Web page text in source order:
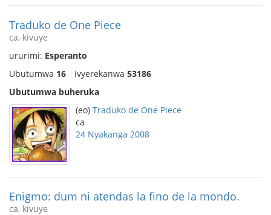
Traduko de One Piece
ca, kivuye
ururimi: Esperanto
Ubutumwa 16 Ivyerekanwa 53186
Ubutumwa buheruka
(eo) Traduko de One Piece
ca
24 Nyakanga 2008
Enigmo: dum ni atendas la fino de la mondo.
ca, kivuye